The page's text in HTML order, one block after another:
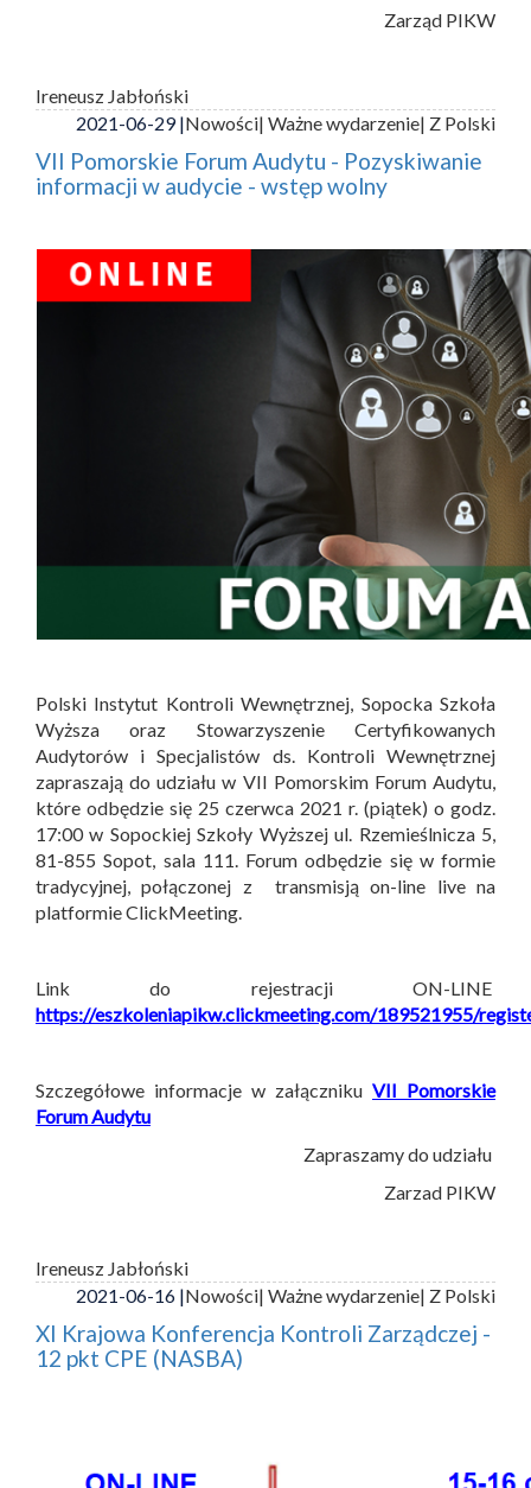
Zarząd PIKW
Ireneusz Jabłoński
2021-06-29 |Nowości| Ważne wydarzenie| Z Polski
VII Pomorskie Forum Audytu - Pozyskiwanie
informacji w audycie - wstęp wolny
Polski Instytut Kontroli Wewnętrznej, Sopocka Szkoła
Wyższa oraz Stowarzyszenie Certyfikowanych
Audytorów i Specjalistów ds. Kontroli Wewnętrznej
zapraszają do udziału w VII Pomorskim Forum Audytu,
które odbędzie się 25 czerwca 2021 r. (piątek) o godz.
17:00 w Sopockiej Szkoły Wyższej ul. Rzemieślnicza 5,
81-855 Sopot, sala 111. Forum odbędzie się w formie
tradycyjnej, połączonej z transmisją on-line live na
platformie ClickMeeting.
Link do rejestracji ON-LINE
https://eszkoleniapikw.clickmeeting.com/189521955/
Szczegółowe informacje w załączniku VII Pomorskie
Forum Audytu
Zapraszamy do udziału
Zarzad PIKW
Ireneusz Jabłoński
2021-06-16 |Nowości| Ważne wydarzenie| Z Polski
XI Krajowa Konferencja Kontroli Zarządczej -
12 pkt CPE (NASBA)